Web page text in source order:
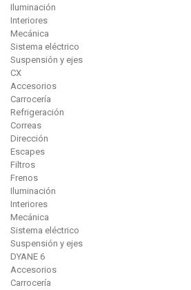
Iluminación
Interiores
Mecánica
Sistema eléctrico
Suspensión y ejes
CX
Accesorios
Carrocería
Refrigeración
Correas
Dirección
Escapes
Filtros
Frenos
Iluminación
Interiores
Mecánica
Sistema eléctrico
Suspensión y ejes
DYANE 6
Accesorios
Carrocería